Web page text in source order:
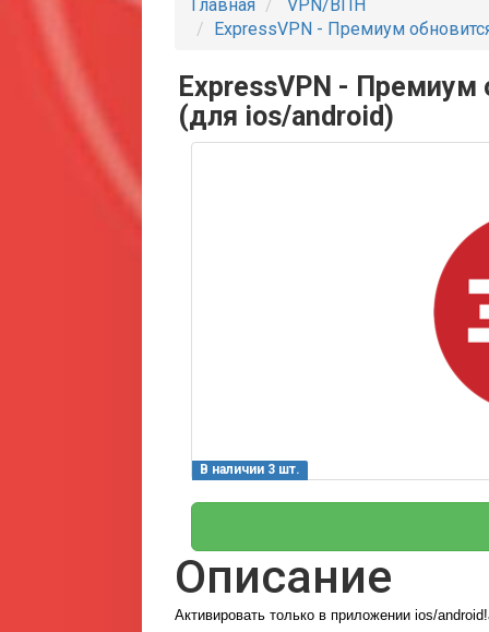
Главная
VPN/ВПН
ExpressVPN - Премиум
ExpressVPN - Премиум
(для ios/android)
В наличии 3 шт.
Описание
Активировать только в приложении ios/android!